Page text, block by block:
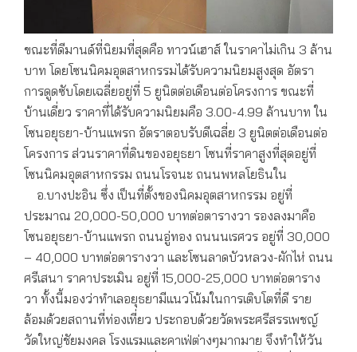
ขณะที่ดีมานด์ที่นิยมที่สุดคือ ทาวน์เฮาส์ ในราคาไม่เกิน 3 ล้าน
บาท โดยโซนนิคมอุตสาหกรรมได้รับความนิยมสูงสุด อัตรา
การดูดซับโดยเฉลี่ยอยู่ที่ 5 ยูนิตต่อเดือนต่อโครงการ ขณะที่
บ้านเดี่ยว ราคาที่ได้รับความนิยมคือ 3.00-4.99 ล้านบาท ใน
โซนอยุธยา-บ้านแพรก อัตราตอบรับดีเฉลี่ย 3 ยูนิตต่อเดือนต่อ
โครงการ ส่วนราคาที่ดินของอยุธยา โซนที่ราคาสูงที่สุดอยู่ที่
โซนนิคมอุตสาหกรรม ถนนโรจนะ ถนนพหลโยธินใน
อ.บางปะอิน ซึ่ง เป็นที่ตั้งของนิคมอุตสาหกรรม อยู่ที่
ประมาณ 20,000-50,000 บาทต่อตารางวา รองลงมาคือ
โซนอยุธยา-บ้านแพรก ถนนอู่ทอง ถนนนเรศวร อยู่ที่ 30,000
– 40,000 บาทต่อตารางวา และโซนลาดบัวหลวง-ผักไห่ ถนน
ศรีเสนา ราคาประเมิน อยู่ที่ 15,000-25,000 บาทต่อตาราง
วา ทั้งนี้มองว่าทำเลอยุธยามีแนวโน้มในการเติบโตที่ดี ราย
ล้อมด้วยสถานที่ท่องเที่ยว ประกอบด้วยวัดพระศรีสรรเพชญ์
วัดใหญ่ชัยมงคล โรงแรมและคาเฟ่ต่างๆมากมาย จึงทำให้วัน